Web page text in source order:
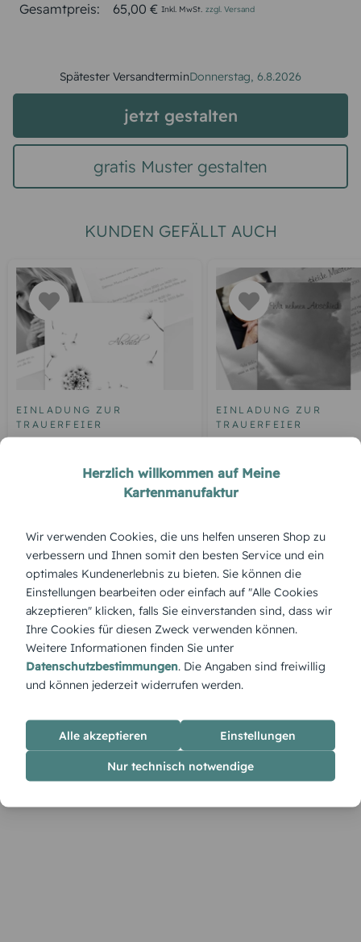
Gesamtpreis: 65,00 € Inkl. MwSt. zzgl. Versand
Spätester VersandterminDonnerstag, 6.8.2026
jetzt gestalten
gratis Muster gestalten
KUNDEN GEFÄLLT AUCH
EINLADUNG ZUR
TRAUERFEIER
Pusteblume
EINLADUNG ZUR
TRAUERFEIER
Trauerkarte Himmel
ÜBERBLICK:
Produktbeschreibung
Die Dankeskarte Schwarzgrauer Tag nutzt sanfte Grautöne für
eine ruhige, ausgeglichene Wirkung. Im Designer lassen sich
Inhalte, Layout und Schrift nach Wunsch anpassen.
Herzlich willkommen auf Meine
Kartenmanufaktur
Wir verwenden Cookies, die uns helfen unseren Shop zu
verbessern und Ihnen somit den besten Service und ein
optimales Kundenerlebnis zu bieten. Sie können die
Einstellungen bearbeiten oder einfach auf "Alle Cookies
akzeptieren" klicken, falls Sie einverstanden sind, dass wir
Ihre Cookies für diesen Zweck verwenden können.
Weitere Informationen finden Sie unter
Datenschutzbestimmungen. Die Angaben sind freiwillig
und können jederzeit widerrufen werden.
Alle akzeptieren Einstellungen
Nur technisch notwendige